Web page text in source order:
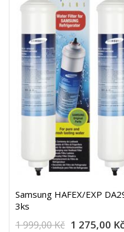
Samsung HAFEX/EXP
3ks
1 999,00 Kč 1 275,00 Kč